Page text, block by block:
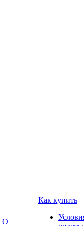
О
Как купить